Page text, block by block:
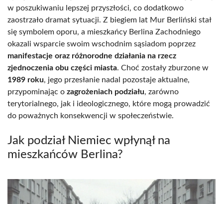
w poszukiwaniu lepszej przyszłości, co dodatkowo
zaostrzało dramat sytuacji. Z biegiem lat Mur Berliński stał
się symbolem oporu, a mieszkańcy Berlina Zachodniego
okazali wsparcie swoim wschodnim sąsiadom poprzez
manifestacje oraz różnorodne działania na rzecz
zjednoczenia obu części miasta. Choć zostały zburzone w
1989 roku, jego przesłanie nadal pozostaje aktualne,
przypominając o zagrożeniach podziału, zarówno
terytorialnego, jak i ideologicznego, które mogą prowadzić
do poważnych konsekwencji w społeczeństwie.
Jak podział Niemiec wpłynął na
mieszkańców Berlina?